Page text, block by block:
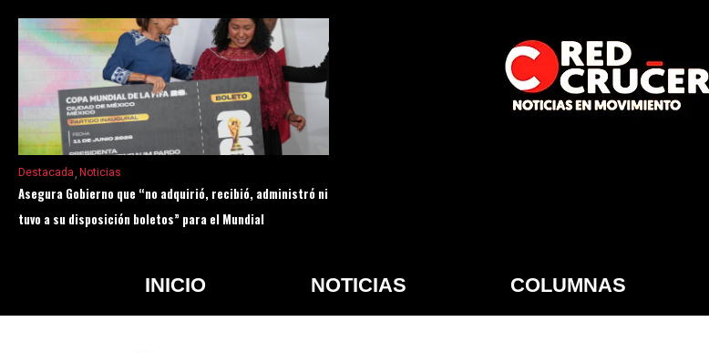
Destacada Noticias
Asegura Gobierno que “no adquirió, recibió, administró ni
tuvo a su disposición boletos” para el Mundial
INICIO NOTICIAS COLUMNAS